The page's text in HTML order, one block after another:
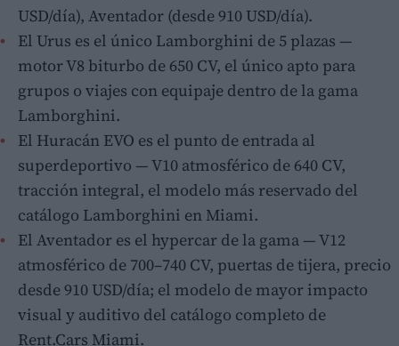
USD/día), Aventador (desde 910 USD/día).
El Urus es el único Lamborghini de 5 plazas —
motor V8 biturbo de 650 CV, el único apto para
grupos o viajes con equipaje dentro de la gama
Lamborghini.
El Huracán EVO es el punto de entrada al
superdeportivo — V10 atmosférico de 640 CV,
tracción integral, el modelo más reservado del
catálogo Lamborghini en Miami.
El Aventador es el hypercar de la gama — V12
atmosférico de 700–740 CV, puertas de tijera, precio
desde 910 USD/día; el modelo de mayor impacto
visual y auditivo del catálogo completo de
Rent.Cars Miami.